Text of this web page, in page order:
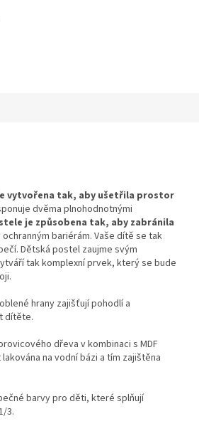
vytvořena tak, aby ušetřila prostor
dvěma plnohodnotnými
je způsobena tak, aby zabránila
bariérám. Vaše dítě se tak
Dětská postel zaujme svým
tak komplexní prvek, který se bude
hrany zajišťují pohodlí a
dítěte.
dřeva v kombinaci s MDF
na vodní bázi a tím zajištěna
barvy pro děti, které splňují
3.